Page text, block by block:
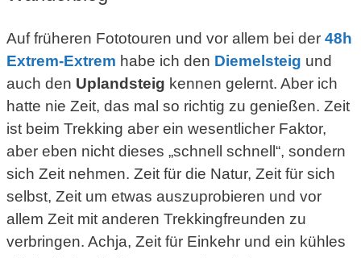
Auf früheren Fototouren und vor allem bei der 48h
Extrem-Extrem habe ich den Diemelsteig und
auch den Uplandsteig kennen gelernt. Aber ich
hatte nie Zeit, das mal so richtig zu genießen. Zeit
ist beim Trekking aber ein wesentlicher Faktor,
aber eben nicht dieses „schnell schnell“, sondern
sich Zeit nehmen. Zeit für die Natur, Zeit für sich
selbst, Zeit um etwas auszuprobieren und vor
allem Zeit mit anderen Trekkingfreunden zu
verbringen. Achja, Zeit für Einkehr und ein kühles